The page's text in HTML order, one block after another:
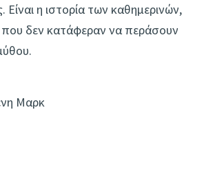
Είναι η ιστορία των καθημερινών,
δεν κατάφεραν να περάσουν
Μαρκ